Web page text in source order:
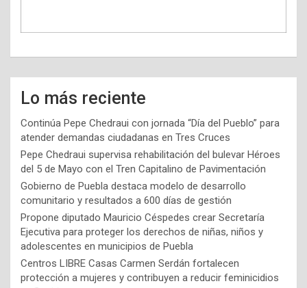
Lo más reciente
Continúa Pepe Chedraui con jornada “Día del Pueblo” para
atender demandas ciudadanas en Tres Cruces
Pepe Chedraui supervisa rehabilitación del bulevar Héroes
del 5 de Mayo con el Tren Capitalino de Pavimentación
Gobierno de Puebla destaca modelo de desarrollo
comunitario y resultados a 600 días de gestión
Propone diputado Mauricio Céspedes crear Secretaría
Ejecutiva para proteger los derechos de niñas, niños y
adolescentes en municipios de Puebla
Centros LIBRE Casas Carmen Serdán fortalecen
protección a mujeres y contribuyen a reducir feminicidios